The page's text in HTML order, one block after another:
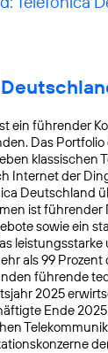
ein führender
Das Portfolio
Internet der
Deutschland
ist
sowie ein
als 99
führende
2025
Ende